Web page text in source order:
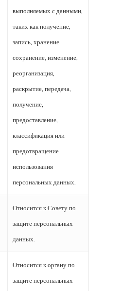
выполняемых с данными,
таких как получение,
запись, хранение,
сохранение, изменение,
реорганизация,
раскрытие, передача,
получение,
предоставление,
классификация или
предотвращение
использования
персональных данных.
Относится к Совету по
защите персональных
данных.
Относится к органу по
защите персональных